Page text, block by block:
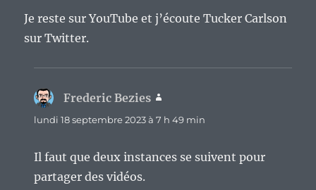
Je reste sur YouTube et j’écoute Tucker Carlson
sur Twitter.
Frederic Bezies
lundi 18 septembre 2023 à 7 h 49 min
Il faut que deux instances se suivent pour
partager des vidéos.